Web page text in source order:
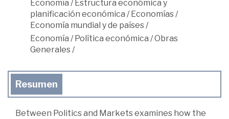
Economía /Estructura económica y
planificación económica /Economías/
Economía mundial y de países/
Economía /Política económica /Obras
Generales/
Resumen
Between Politics and Markets examines how the